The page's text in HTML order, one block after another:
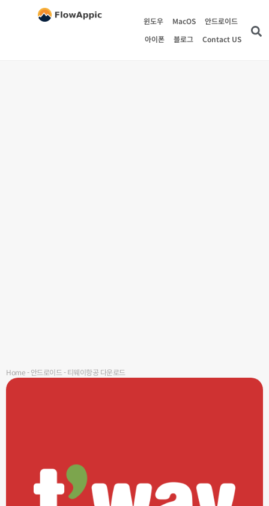
윈도우 MacOS
안드로이드
아이폰
블로그 Contact US
Home-안드로이드-티웨이항공 다운로드